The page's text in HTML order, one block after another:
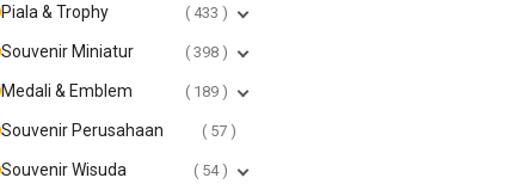
Piala & Trophy 433
Souvenir Miniatur 398
Medali & Emblem 189
Souvenir Perusahaan 57
Souvenir Wisuda 54